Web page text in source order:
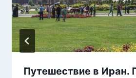
Путешествие в Иран.